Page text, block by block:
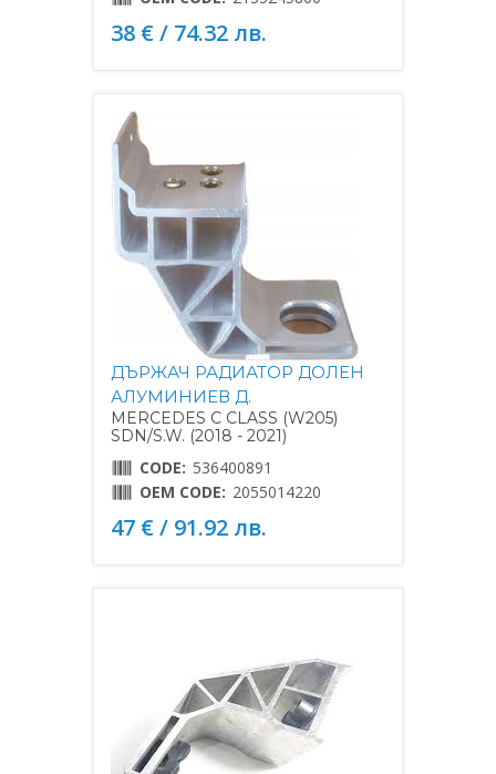
38 € / 74.32 лв.
ДЪРЖАЧ РАДИАТОР ДОЛЕН
АЛУМИНИЕВ Д.
MERCEDES C CLASS (W205)
SDN/S.W. (2018 - 2021)
CODE: 536400891
OEM CODE: 2055014220
47 € / 91.92 лв.